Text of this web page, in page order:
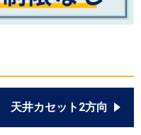
天井カセット2方向